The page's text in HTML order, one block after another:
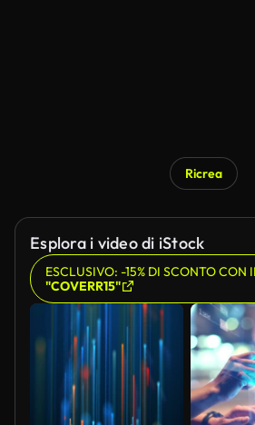
Ricrea
Esplora i video di iStock
ESCLUSIVO: -15% DI SCONTO CON
"COVERR15"